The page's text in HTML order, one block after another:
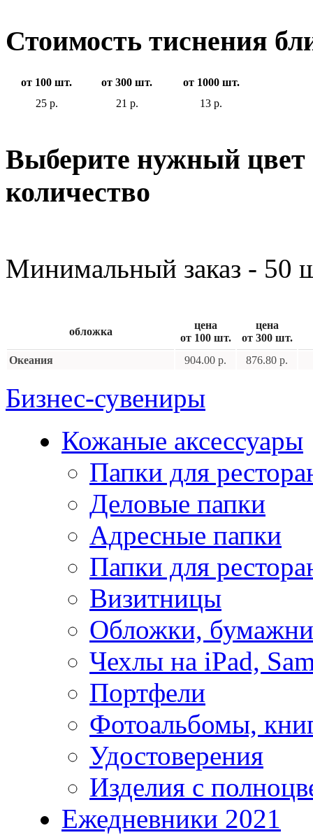
Стоимость тиснения
от 100 шт. от 300 шт.
от 1000 шт.
25 р.
21 р. 13 р.
Выберите нужный цвет
количество
Минимальный заказ - 50
обложка
цена
от 100 шт.
цена
от 300 шт.
Океания
904.00 р. 876.80 р.
Бизнес-сувениры
Кожаные аксессуары
Папки для
Деловые папки
Адресные папки
Папки для
Визитницы
Обложки,
Чехлы на iPad,
Портфели
Фотоальбомы,
Удостоверения
Изделия с
Ежедневники 2021